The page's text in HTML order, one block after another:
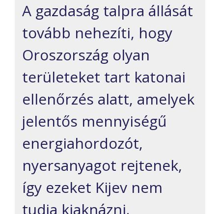
A gazdaság talpra állását
tovább nehezíti, hogy
Oroszország olyan
területeket tart katonai
ellenőrzés alatt, amelyek
jelentős mennyiségű
energiahordozót,
nyersanyagot rejtenek,
így ezeket Kijev nem
tudja kiaknázni.